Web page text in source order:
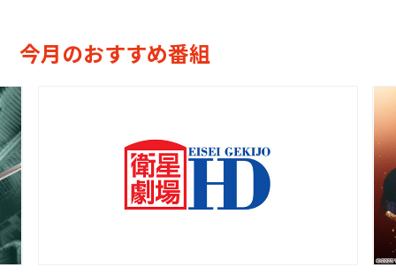
今月のおすすめ番組